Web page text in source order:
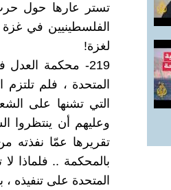
تستر عارها حول
الفلسطينيين في
لغزة!
219- محكمة
المتحدة ، فلم
التي تشنها على
وعليهم أن
تقريرها عمّا نفذته
بالمحكمة .. فلماذا
المتحدة على تنفيذه